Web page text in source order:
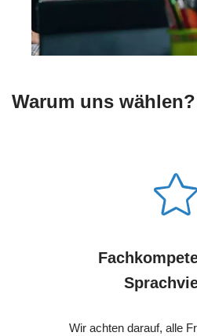
Warum uns
Wir achten darauf, alle